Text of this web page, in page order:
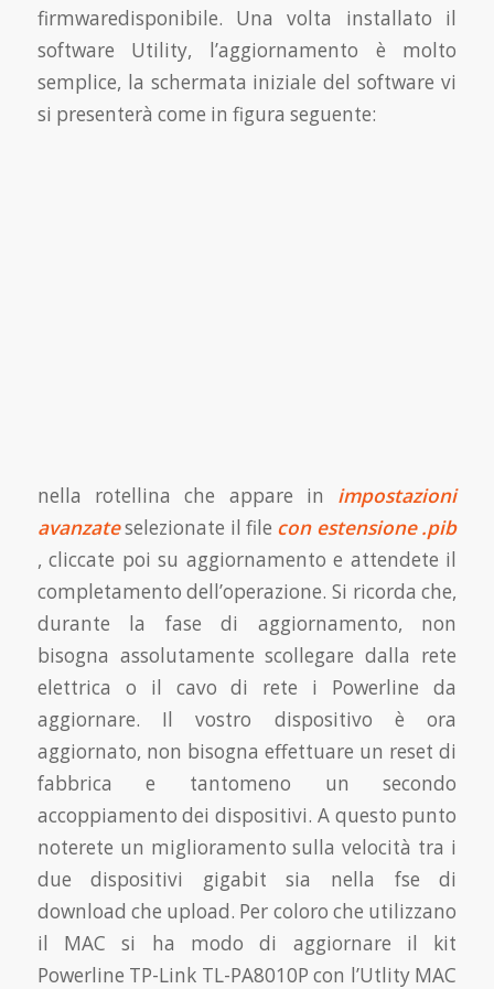
firmwaredisponibile. Una volta installato il
software Utility, l’aggiornamento è molto
semplice, la schermata iniziale del software vi
si presenterà come in figura seguente:
nella rotellina che appare in impostazioni
avanzateselezionate il file con estensione .pib
, cliccate poi su aggiornamento e attendete il
completamento dell’operazione. Si ricorda che,
durante la fase di aggiornamento, non
bisogna assolutamente scollegare dalla rete
elettrica o il cavo di rete i Powerline da
aggiornare. Il vostro dispositivo è ora
aggiornato, non bisogna effettuare un reset di
fabbrica e tantomeno un secondo
accoppiamento dei dispositivi. A questo punto
noterete un miglioramento sulla velocità tra i
due dispositivi gigabit sia nella fse di
download che upload. Per coloro che utilizzano
il MAC si ha modo di aggiornare il kit
Powerline TP-Link TL-PA8010P con l’Utlity MAC